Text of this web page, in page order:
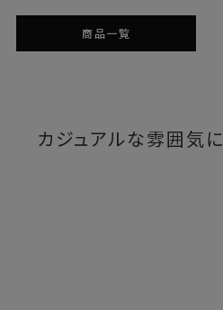
商品一覧
カジュアルな雰囲気に